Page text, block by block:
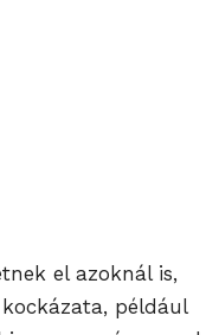
el azoknál is,
például